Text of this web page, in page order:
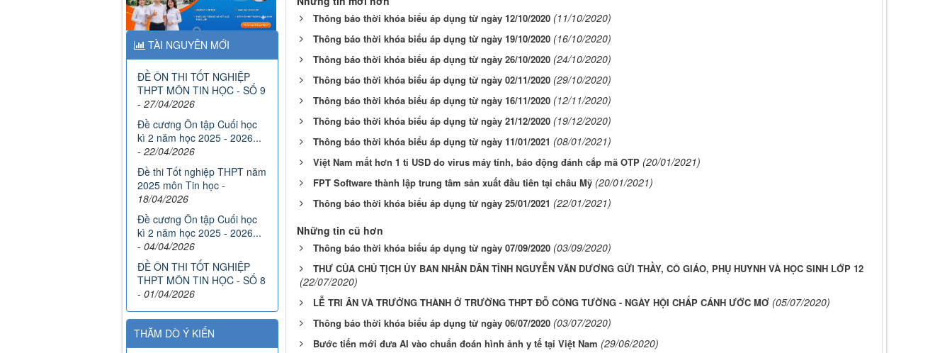
Thông báo thời khóa biểu áp dụng từ ngày 12/10/2020 (11/10/2020)
Thông báo thời khóa biểu áp dụng từ ngày 19/10/2020 (16/10/2020)
Thông báo thời khóa biểu áp dụng từ ngày 26/10/2020 (24/10/2020)
Thông báo thời khóa biểu áp dụng từ ngày 02/11/2020 (29/10/2020)
Thông báo thời khóa biểu áp dụng từ ngày 16/11/2020 (12/11/2020)
Thông báo thời khóa biểu áp dụng từ ngày 21/12/2020 (19/12/2020)
Thông báo thời khóa biểu áp dụng từ ngày 11/01/2021 (08/01/2021)
Việt Nam mất hơn 1 tỉ USD do virus máy tính, báo động đánh cắp mã OTP (20/01/2021)
FPT Software thành lập trung tâm sản xuất đầu tiên tại châu Mỹ (20/01/2021)
Thông báo thời khóa biểu áp dụng từ ngày 25/01/2021 (22/01/2021)
Những tin cũ hơn
Thông báo thời khóa biểu áp dụng từ ngày 07/09/2020 (03/09/2020)
THƯ CỦA CHỦ TỊCH ỦY BAN NHÂN DÂN TỈNH NGUYỄN VĂN DƯƠNG GỬI THẦY, CÔ GIÁO, PHỤ HUYNH VÀ HỌC SINH LỚP 12
(22/07/2020)
LỄ TRI ÂN VÀ TRƯỞNG THÀNH Ở TRƯỜNG THPT ĐỖ CÔNG TƯỜNG - NGÀY HỘI CHẤP CÁNH ƯỚC MƠ (05/07/2020)
Thông báo thời khóa biểu áp dụng từ ngày 06/07/2020 (03/07/2020)
Bước tiến mới đưa AI vào chuẩn đoán hình ảnh y tế tại Việt Nam (29/06/2020)
TÀI NGUYÊN MỚI
ĐỀ ÔN THI TỐT NGHIỆP
THPT MÔN TIN HỌC - SỐ 9
- 27/04/2026
Đề cương Ôn tập Cuối học
kì 2 năm học 2025 - 2026...
- 22/04/2026
Đề thi Tốt nghiệp THPT năm
2025 môn Tin học -
18/04/2026
Đề cương Ôn tập Cuối học
kì 2 năm học 2025 - 2026...
- 04/04/2026
ĐỀ ÔN THI TỐT NGHIỆP
THPT MÔN TIN HỌC - SỐ 8
- 01/04/2026
THĂM DÒ Ý KIẾN